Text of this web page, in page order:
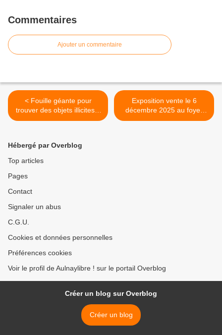
Commentaires
Ajouter un commentaire
< Fouille géante pour
trouver des objets illicites à
la prison de Villepinte
Exposition vente le 6
décembre 2025 au foyer
club André Romand à
Hébergé par Overblog
Top articles
Pages
Contact
Signaler un abus
C.G.U.
Cookies et données personnelles
Préférences cookies
Voir le profil de Aulnaylibre ! sur le portail Overblog
Créer un blog sur Overblog
Créer un blog